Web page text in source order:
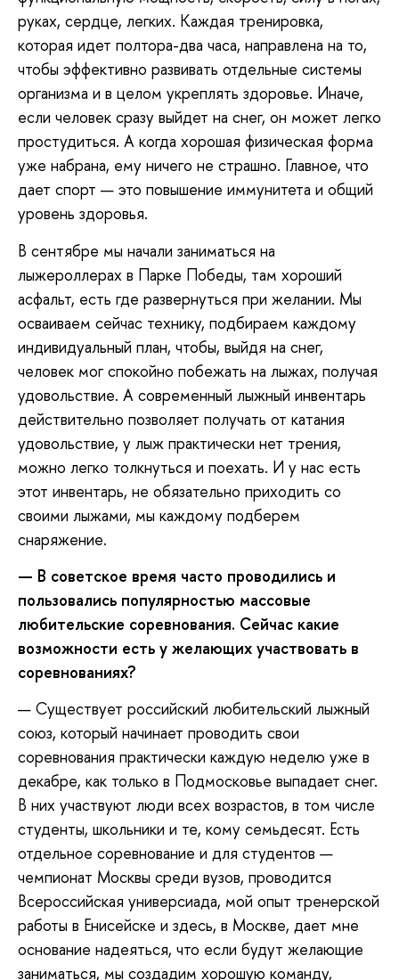
руках, сердце, легких. Каждая тренировка,
которая идет полтора-два часа, направлена на то,
чтобы эффективно развивать отдельные системы
организма и в целом укреплять здоровье. Иначе,
если человек сразу выйдет на снег, он может легко
простудиться. А когда хорошая физическая форма
уже набрана, ему ничего не страшно. Главное, что
дает спорт — это повышение иммунитета и общий
уровень здоровья.
В сентябре мы начали заниматься на
лыжероллерах в Парке Победы, там хороший
асфальт, есть где развернуться при желании. Мы
осваиваем сейчас технику, подбираем каждому
индивидуальный план, чтобы, выйдя на снег,
человек мог спокойно побежать на лыжах, получая
удовольствие. А современный лыжный инвентарь
действительно позволяет получать от катания
удовольствие, у лыж практически нет трения,
можно легко толкнуться и поехать. И у нас есть
этот инвентарь, не обязательно приходить со
своими лыжами, мы каждому подберем
снаряжение.
— В советское время часто проводились и
пользовались популярностью массовые
любительские соревнования. Сейчас какие
возможности есть у желающих участвовать в
соревнованиях?
— Существует российский любительский лыжный
союз, который начинает проводить свои
соревнования практически каждую неделю уже в
декабре, как только в Подмосковье выпадает снег.
В них участвуют люди всех возрастов, в том числе
студенты, школьники и те, кому семьдесят. Есть
отдельное соревнование и для студентов —
чемпионат Москвы среди вузов, проводится
Всероссийская универсиада, мой опыт тренерской
работы в Енисейске и здесь, в Москве, дает мне
основание надеяться, что если будут желающие
заниматься, мы создадим хорошую команду,